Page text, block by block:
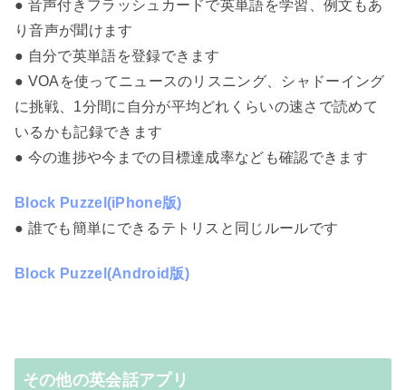
● 音声付きフラッシュカードで英単語を学習、例文もあ
り音声が聞けます
● 自分で英単語を登録できます
● VOAを使ってニュースのリスニング、シャドーイング
に挑戦、1分間に自分が平均どれくらいの速さで読めて
いるかも記録できます
● 今の進捗や今までの目標達成率なども確認できます
Block Puzzel(iPhone版)
● 誰でも簡単にできるテトリスと同じルールです
Block Puzzel(Android版)
その他の英会話アプリ